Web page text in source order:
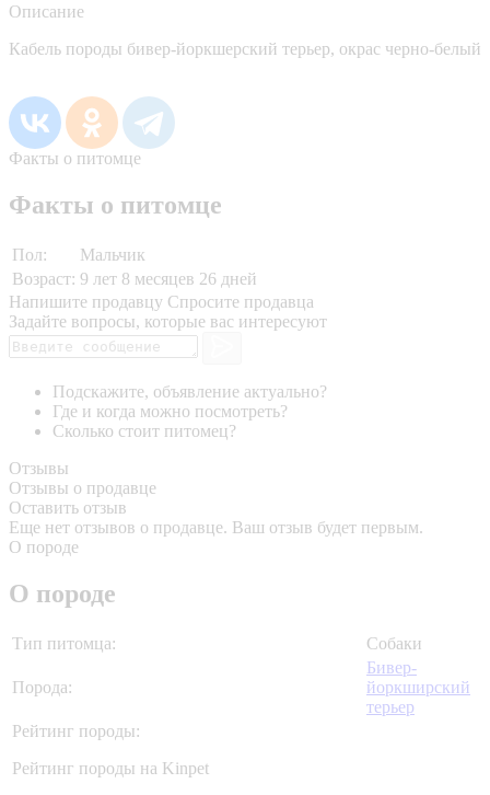
Описание
Кабель породы бивер-йоркшерский терьер, окрас черно-белый
Факты о питомце
Факты о питомце
Пол:
Мальчик
Возраст: 9 лет 8 месяцев 26 дней
Напишите продавцу Спросите продавца
Задайте вопросы, которые вас интересуют
Подскажите, объявление актуально?
Где и когда можно посмотреть?
Сколько стоит питомец?
Отзывы
Отзывы о продавце
Оставить отзыв
Еще нет отзывов о продавце. Ваш отзыв будет первым.
О породе
О породе
Тип питомца: Собаки
Порода:
Бивер-
йоркширский
терьер
Рейтинг породы:
Рейтинг породы на Kinpet